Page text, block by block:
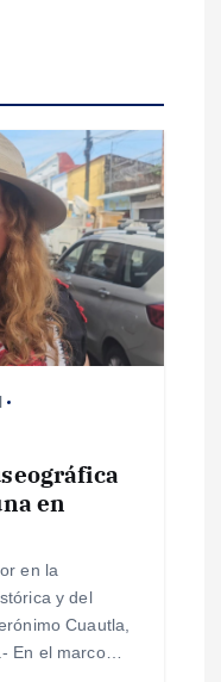
en
en la
y del
Cuautla,
En el marco…